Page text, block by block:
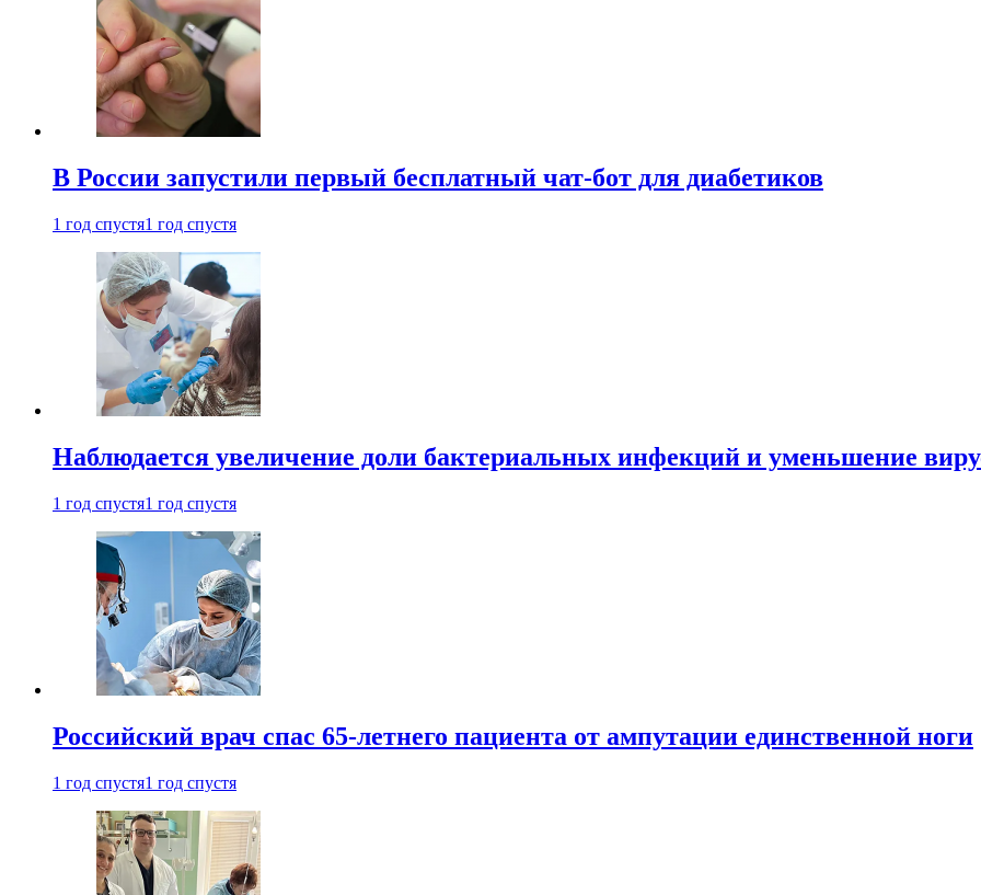
В России запустили первый бесплатный чат-бот для диабетиков
1 год спустя1 год спустя
Наблюдается увеличение доли бактериальных инфекций и уменьшение
1 год спустя1 год спустя
Российский врач спас 65-летнего пациента от ампутации единственной ноги
1 год спустя1 год спустя